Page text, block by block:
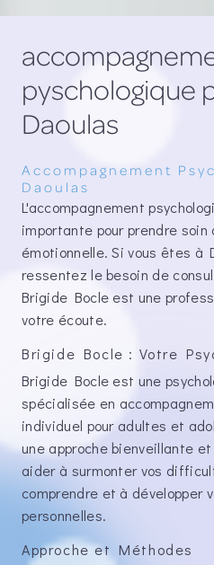
pyschologique
Daoulas
Accompagnement
Daoulas
L'accompagnement
importante pour prendre
émotionnelle. Si vous êtes à
ressentez le besoin de
Brigide Bocle est une
votre écoute.
Brigide Bocle : Votre
Brigide Bocle est une
spécialisée en
individuel pour adultes et
une approche bienveillante
aider à surmonter vos
comprendre et à développer
personnelles.
Approche et Méthodes